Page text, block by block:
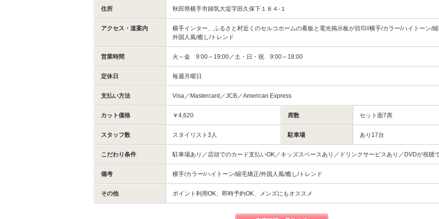
住所 秋田県横手市婦気大堤字田久保下１８４‐１
アクセス・道案内
横手インター、ふるさと村近くのセルコホームの看板と電光掲示板が目印//横手/カラー/ハイトーン/
外国人風/癒し/トレンド
営業時間 火～金 9:00～19:00／土・日・祝 9:00～18:00
定休日 毎週月曜日
支払い方法 Visa／Mastercard／JCB／American Express
カット価格 ￥4,620 席数 セット面7席
スタッフ数 スタイリスト3人 駐車場 あり17台
こだわり条件 駐車場あり／店頭でのカード支払いOK／キッズスペースあり／ドリンクサービスあり／DVDが視聴
備考 横手/カラー/ハイトーン/縮毛矯正/外国人風/癒し/トレンド
その他 ポイント利用OK、即時予約OK、メンズにもオススメ